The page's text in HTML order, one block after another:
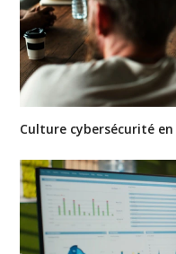
Culture cybersécurité